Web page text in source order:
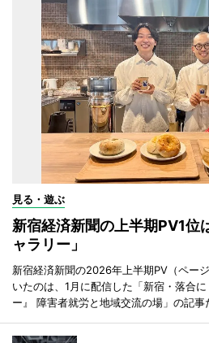
見る・遊ぶ
新宿経済新聞の上半期PV1位
ャラリー」
新宿経済新聞の2026年上半期PV（ペー
いたのは、1月に配信した「新宿・落合
ー』 障害者就労と地域交流の場」の記事